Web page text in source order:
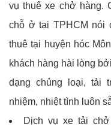
vụ thuê xe chở hàng.
chỗ ở tại TPHCM nói
thuê tại huyện hóc
khách hàng hài lòng
dạng chủng loại, tải
nhiệm, nhiệt tình luôn
Dịch vụ xe tải